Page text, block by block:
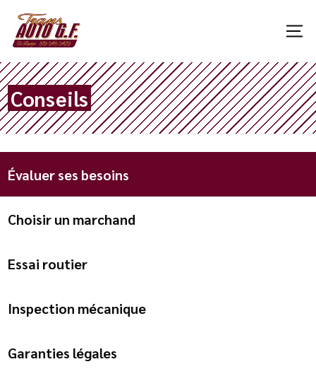
Conseils
Évaluer ses besoins
Choisir un marchand
Essai routier
Inspection mécanique
Garanties légales